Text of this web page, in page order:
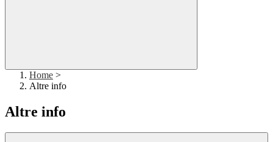
Home >
Altre info
Altre info